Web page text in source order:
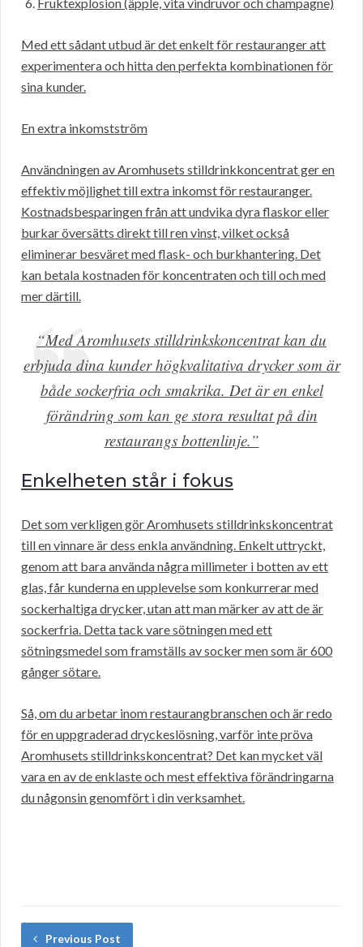
Med ett sådant utbud är det enkelt för restauranger att
experimentera och hitta den perfekta kombinationen för
sina kunder.
En extra inkomstström
Användningen av Aromhusets stilldrinkkoncentrat ger en
effektiv möjlighet till extra inkomst för restauranger.
Kostnadsbesparingen från att undvika dyra flaskor eller
burkar översätts direkt till ren vinst, vilket också
eliminerar besväret med flask- och burkhantering. Det
kan betala kostnaden för koncentraten och till och med
mer därtill.
“Med Aromhusets stilldrinkskoncentrat kan du
erbjuda dina kunder högkvalitativa drycker som är
både sockerfria och smakrika. Det är en enkel
förändring som kan ge stora resultat på din
restaurangs bottenlinje.”
Enkelheten står i fokus
Det som verkligen gör Aromhusets stilldrinkskoncentrat
till en vinnare är dess enkla användning. Enkelt uttryckt,
genom att bara använda några millimeter i botten av ett
glas, får kunderna en upplevelse som konkurrerar med
sockerhaltiga drycker, utan att man märker av att de är
sockerfria. Detta tack vare sötningen med ett
sötningsmedel som framställs av socker men som är 600
gånger sötare.
Så, om du arbetar inom restaurangbranschen och är redo
för en uppgraderad dryckeslösning, varför inte pröva
Aromhusets stilldrinkskoncentrat? Det kan mycket väl
vara en av de enklaste och mest effektiva förändringarna
du någonsin genomfört i din verksamhet.
Previous Post